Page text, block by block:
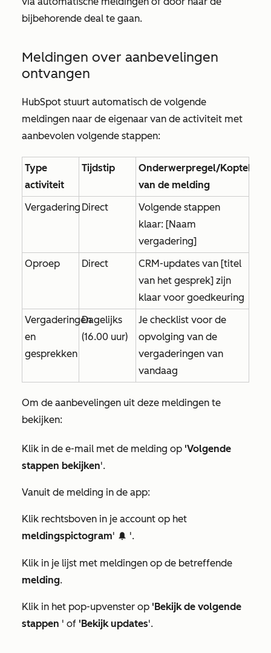
bijbehorende deal te gaan.
Meldingen over aanbevelingen
ontvangen
HubSpot stuurt automatisch de volgende
meldingen naar de eigenaar van de activiteit met
aanbevolen volgende stappen:
Type
activiteit
Tijdstip
Onderwerpregel/Koptekst
van de melding
Vergadering Direct
Volgende stappen
klaar: [Naam
vergadering]
Oproep
Direct
CRM-updates van [titel
van het gesprek] zijn
klaar voor goedkeuring
Vergaderingen
en
gesprekken
Dagelijks
(16.00 uur)
Je checklist voor de
opvolging van de
vergaderingen van
vandaag
Om de aanbevelingen uit deze meldingen te
bekijken:
Klik in de e-mail met de melding op 'Volgende
stappen bekijken'.
Vanuit de melding in de app:
Klik rechtsboven in je account op het
meldingspictogram' notification '.
Klik in je lijst met meldingen op de betreffende
melding.
Klik in het pop-upvenster op 'Bekijk de volgende
stappen ' of 'Bekijk updates'.